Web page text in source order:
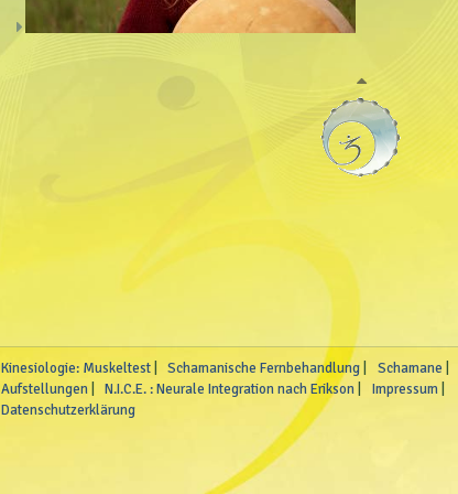
Kinesiologie: Muskeltest Schamanische Fernbehandlung Schamane
Aufstellungen
N.I.C.E. : Neurale Integration nach Erikson
Impressum
Datenschutzerklärung